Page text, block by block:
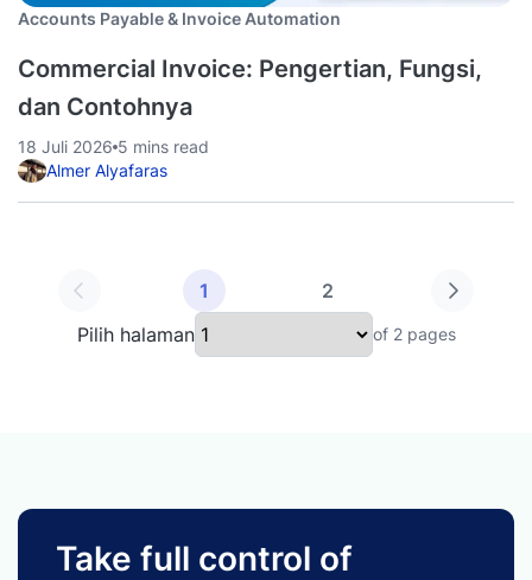
Accounts Payable & Invoice Automation
Commercial Invoice: Pengertian, Fungsi,
dan Contohnya
18 Juli 2026 5 mins read
Almer Alyafaras
1
2
Pilih halaman
of 2 pages
Take full control of